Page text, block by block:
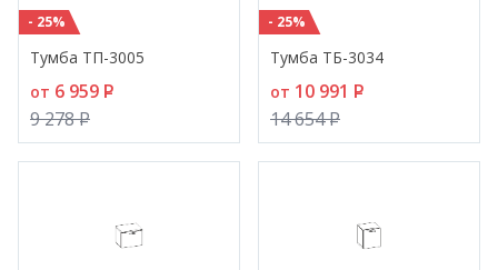
- 25%
Тумба ТП-3005
от 6 959 P
9 278P
- 25%
Тумба ТБ-3034
от 10 991 P
14 654P